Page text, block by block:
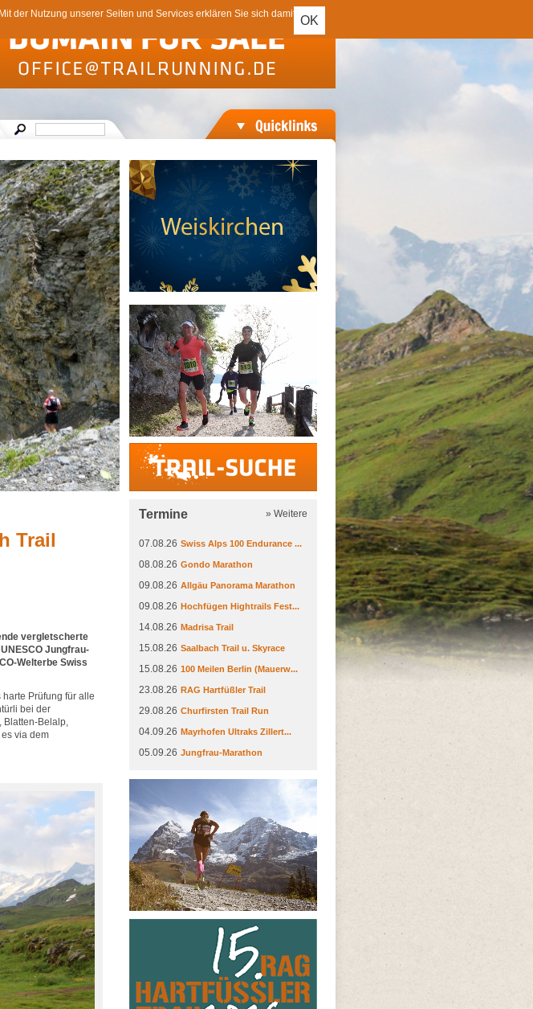
OK
der Nutzung unserer Seiten und Services erklären Sie sich damit
Trail-Suche
Trail
vergletscherte
Jungfrau-
Welterbe Swiss
Prüfung für alle
bei der
Blatten-Belalp,
via dem
Termine » Weitere
07.08.26 Swiss Alps 100 Endurance ...
08.08.26 Gondo Marathon
09.08.26 Allgäu Panorama Marathon
09.08.26 Hochfügen Hightrails Fest...
14.08.26 Madrisa Trail
15.08.26 Saalbach Trail u. Skyrace
15.08.26 100 Meilen Berlin (Mauerw...
23.08.26 RAG Hartfüßler Trail
29.08.26 Churfirsten Trail Run
04.09.26 Mayrhofen Ultraks Zillert...
05.09.26 Jungfrau-Marathon